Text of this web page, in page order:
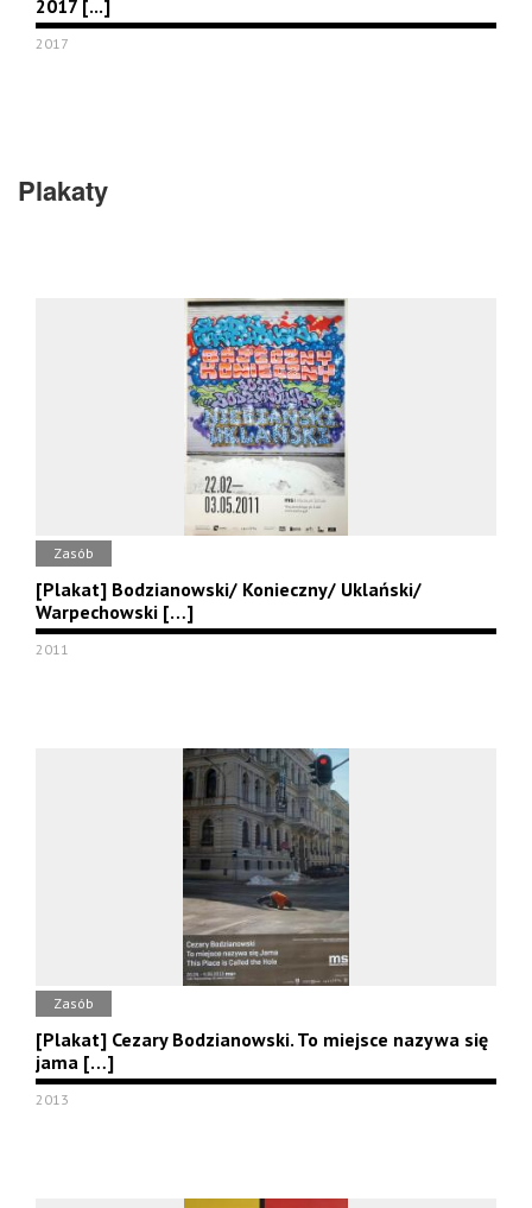
2017 [...]
2017
Plakaty
Zasób
[Plakat] Bodzianowski/ Konieczny/ Uklański/
Warpechowski […]
2011
Zasób
[Plakat] Cezary Bodzianowski. To miejsce nazywa się
jama […]
2013